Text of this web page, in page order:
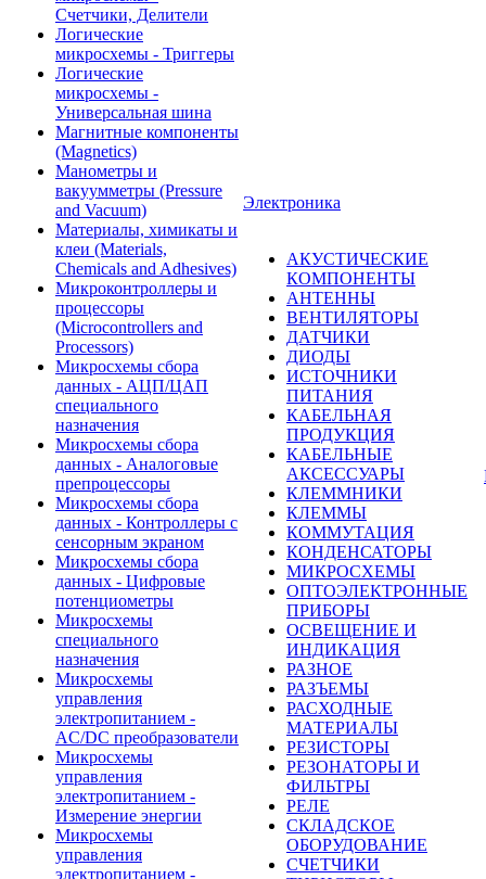
Счетчики, Делители
Логические
микросхемы - Триггеры
Логические
микросхемы -
Универсальная шина
Магнитные компоненты
(Magnetics)
Манометры и
вакуумметры (Pressure
and Vacuum)
Материалы, химикаты и
клеи (Materials,
Chemicals and Adhesives)
Микроконтроллеры и
процессоры
(Microcontrollers and
Processors)
Микросхемы сбора
данных - АЦП/ЦАП
специального
назначения
Микросхемы сбора
данных - Аналоговые
препроцессоры
Микросхемы сбора
данных - Контроллеры с
сенсорным экраном
Микросхемы сбора
данных - Цифровые
потенциометры
Микросхемы
специального
назначения
Микросхемы
управления
электропитанием -
AC/DC преобразователи
Микросхемы
управления
электропитанием -
Измерение энергии
Микросхемы
управления
электропитанием -
Электроника
АКУСТИЧЕСКИЕ
КОМПОНЕНТЫ
АНТЕННЫ
ВЕНТИЛЯТОРЫ
ДАТЧИКИ
ДИОДЫ
ИСТОЧНИКИ
ПИТАНИЯ
КАБЕЛЬНАЯ
ПРОДУКЦИЯ
КАБЕЛЬНЫЕ
АКСЕССУАРЫ
КЛЕММНИКИ
КЛЕММЫ
КОММУТАЦИЯ
КОНДЕНСАТОРЫ
МИКРОСХЕМЫ
ОПТОЭЛЕКТРОННЫЕ
ПРИБОРЫ
ОСВЕЩЕНИЕ И
ИНДИКАЦИЯ
РАЗНОЕ
РАЗЪЕМЫ
РАСХОДНЫЕ
МАТЕРИАЛЫ
РЕЗИСТОРЫ
РЕЗОНАТОРЫ И
ФИЛЬТРЫ
РЕЛЕ
СКЛАДСКОЕ
ОБОРУДОВАНИЕ
СЧЕТЧИКИ